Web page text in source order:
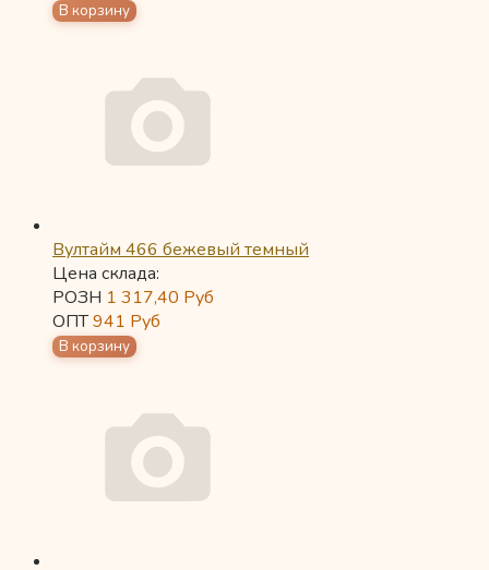
Вултайм 466 бежевый темный
Цена склада:
РОЗН 1 317,40 Руб
ОПТ941 Руб